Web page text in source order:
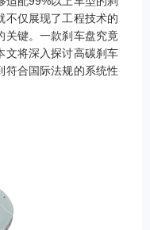
不仅展现了工程技术的
关键。一款刹车盘究竟
文将深入探讨高碳刹车
符合国际法规的系统性